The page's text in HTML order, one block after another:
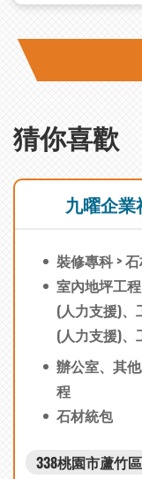
猜你喜歡
九曜企業
裝修專科 >
室內地坪工
(人力支援)、
(人力支援)、
辦公室、其
程
石材統包
338桃園市蘆竹